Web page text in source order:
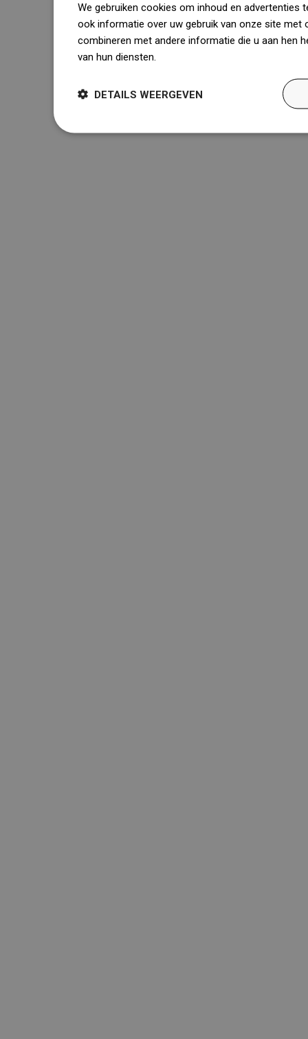
We gebruiken cookies om inhoud en advertenties
ook informatie over uw gebruik van onze site met
combineren met andere informatie die u aan hen
van hun diensten.
DETAILS WEERGEVEN